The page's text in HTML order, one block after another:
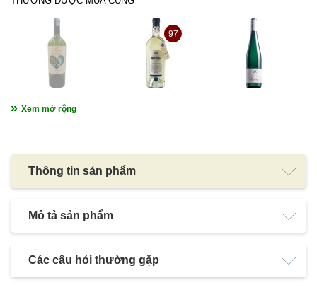
97
Xem mở rộng
Thông tin sản phẩm
Mô tả sản phẩm
Các câu hỏi thường gặp